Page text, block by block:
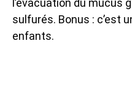
sulfurés. Bonus : c’est
enfants.